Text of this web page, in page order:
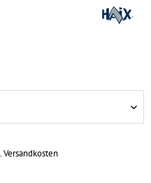
Versandkosten